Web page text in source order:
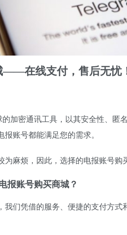
——在线支付，售后无忧
的加密通讯工具，以其安全性、匿
账号都能满足您的需求。
为麻烦，因此，选择的电报账号购
报账号购买商城？
我们凭借的服务、便捷的支付方